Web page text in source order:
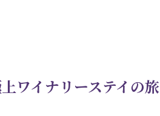
ワイナリーステイの旅